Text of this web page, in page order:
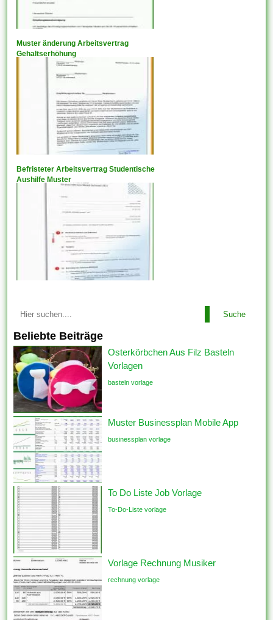
Muster änderung Arbeitsvertrag
Gehaltserhöhung
Befristeter Arbeitsvertrag Studentische
Aushilfe Muster
Suche
Beliebte Beiträge
Osterkörbchen Aus Filz Basteln
Vorlagen
basteln vorlage
Muster Businessplan Mobile App
businessplan vorlage
To Do Liste Job Vorlage
To-Do-Liste vorlage
Vorlage Rechnung Musiker
rechnung vorlage